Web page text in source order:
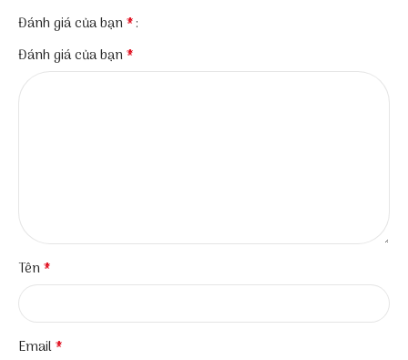
Đánh giá của bạn*
Đánh giá của bạn*
Tên*
Email*